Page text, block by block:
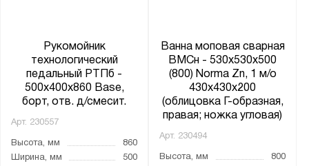
Рукомойник
технологический
педальный РТПб -
500x400x860 Base,
борт, отв. д/смесит.
Арт. 230557
Высота, мм
860
Ширина, мм
500
Ванна моповая сварная
ВМСн - 530x530x500
(800) Norma Zn, 1 м/о
430x430x200
(облицовка Г-образная,
правая; ножка угловая)
Арт. 230494
Высота, мм
800